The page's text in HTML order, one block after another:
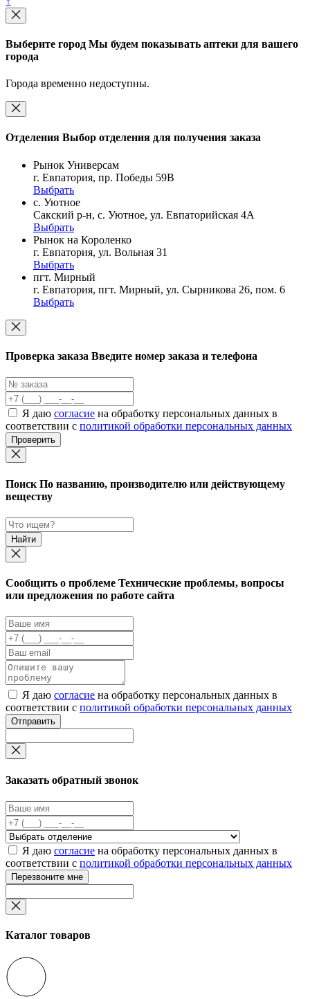
Выберите город Мы будем показывать аптеки для вашего
города
Города временно недоступны.
Отделения Выбор отделения для получения заказа
Рынок Универсам
г. Евпатория, пр. Победы 59В
Выбрать
с. Уютное
Сакский р-н, с. Уютное, ул. Евпаторийская 4А
Выбрать
Рынок на Короленко
г. Евпатория, ул. Вольная 31
Выбрать
пгт. Мирный
г. Евпатория, пгт. Мирный, ул. Сырникова 26, пом. 6
Выбрать
Проверка заказа Введите номер заказа и телефона
Я даю согласие на обработку персональных данных в
соответствии с политикой обработки персональных данных
Проверить
Поиск По названию, производителю или действующему
веществу
Найти
Cообщить о проблеме Технические проблемы, вопросы
или предложения по работе сайта
Я даю согласие на обработку персональных данных в
соответствии с политикой обработки персональных данных
Отправить
Заказать обратный звонок
Я даю согласие на обработку персональных данных в
соответствии с политикой обработки персональных данных
Перезвоните мне
Каталог товаров